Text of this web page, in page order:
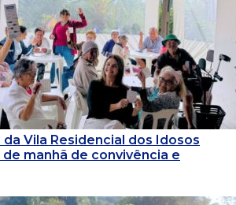
Vila Residencial dos Idosos
manhã de convivência e